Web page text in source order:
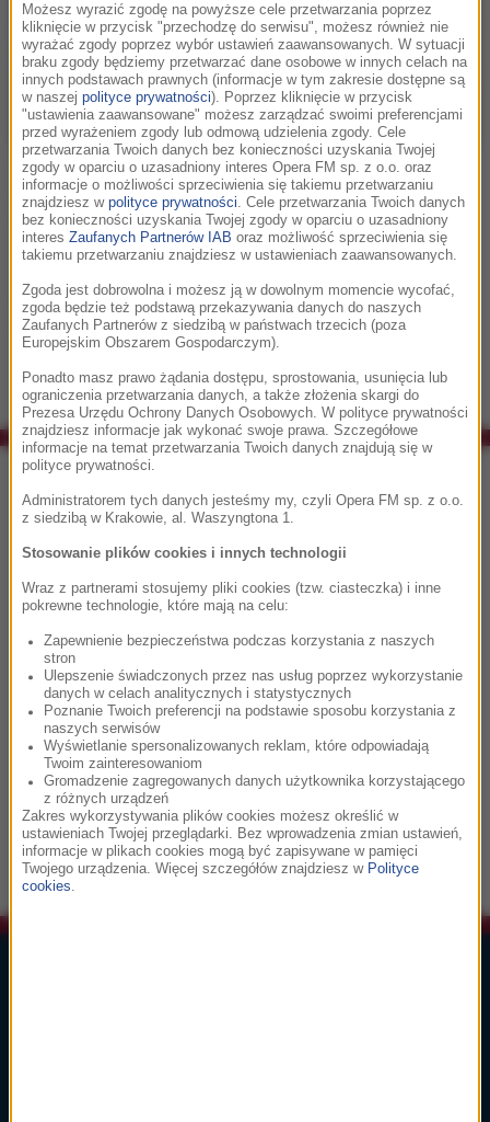
fot.Robert i Borys Słuszniak
Na scenie Orkiestra Akademii Beethovenowskiej, Chór Pro
Musica Mundi, Chór Chłopięcy i Dziewczęcy Filharmonia
Krakowska pod kierownictwem Dirk Brossé, znakomici
którzy osobiście poprowadzili swoje utwory: Brian Tyler i Jeff
Russo.
Co było grane w RMF Classic?
11:02
Jerzy Matuszkiewicz
Podróż za jeden uśmiech
11:11
Dmitri Szostakowicz
I Suita na orkiestrę jazzową (Walc)
11:14
Ennio Morricone
Gabriel's Oboe
Możesz wyrazić zgodę na powyższe cele przetwarzania poprzez
kliknięcie w przycisk "przechodzę do serwisu", możesz również nie
wyrażać zgody poprzez wybór ustawień zaawansowanych. W sytuacji
braku zgody będziemy przetwarzać dane osobowe w innych celach na
innych podstawach prawnych (informacje w tym zakresie dostępne są
w naszej polityce prywatności). Poprzez kliknięcie w przycisk
"ustawienia zaawansowane" możesz zarządzać swoimi preferencjami
przed wyrażeniem zgody lub odmową udzielenia zgody. Cele
przetwarzania Twoich danych bez konieczności uzyskania Twojej
zgody w oparciu o uzasadniony interes Opera FM sp. z o.o. oraz
informacje o możliwości sprzeciwienia się takiemu przetwarzaniu
znajdziesz w polityce prywatności. Cele przetwarzania Twoich danych
bez konieczności uzyskania Twojej zgody w oparciu o uzasadniony
interes Zaufanych Partnerów IAB oraz możliwość sprzeciwienia się
takiemu przetwarzaniu znajdziesz w ustawieniach zaawansowanych.
Zgoda jest dobrowolna i możesz ją w dowolnym momencie wycofać,
zgoda będzie też podstawą przekazywania danych do naszych
Zaufanych Partnerów z siedzibą w państwach trzecich (poza
Europejskim Obszarem Gospodarczym).
Ponadto masz prawo żądania dostępu, sprostowania, usunięcia lub
ograniczenia przetwarzania danych, a także złożenia skargi do
Prezesa Urzędu Ochrony Danych Osobowych. W polityce prywatności
znajdziesz informacje jak wykonać swoje prawa. Szczegółowe
informacje na temat przetwarzania Twoich danych znajdują się w
polityce prywatności.
Administratorem tych danych jesteśmy my, czyli Opera FM sp. z o.o.
z siedzibą w Krakowie, al. Waszyngtona 1.
Stosowanie plików cookies i innych technologii
Wraz z partnerami stosujemy pliki cookies (tzw. ciasteczka) i inne
pokrewne technologie, które mają na celu:
Zapewnienie bezpieczeństwa podczas korzystania z naszych
stron
Ulepszenie świadczonych przez nas usług poprzez wykorzystanie
danych w celach analitycznych i statystycznych
Poznanie Twoich preferencji na podstawie sposobu korzystania z
naszych serwisów
Wyświetlanie spersonalizowanych reklam, które odpowiadają
Twoim zainteresowaniom
Gromadzenie zagregowanych danych użytkownika korzystającego
z różnych urządzeń
Zakres wykorzystywania plików cookies możesz określić w
ustawieniach Twojej przeglądarki. Bez wprowadzenia zmian ustawień,
informacje w plikach cookies mogą być zapisywane w pamięci
Twojego urządzenia. Więcej szczegółów znajdziesz w Polityce
cookies.